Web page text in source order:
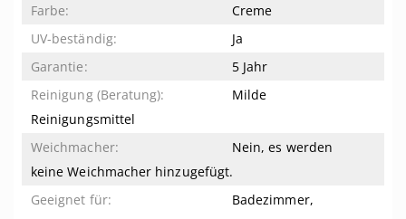
Creme
Ja
5 Jahr
Milde
Reinigungsmittel
Nein, es werden
keine Weichmacher hinzugefügt.
Badezimmer,